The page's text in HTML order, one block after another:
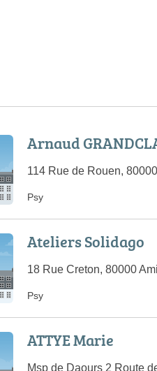
Arnaud
114 Rue de Rouen,
Psy
Ateliers Solidago
18 Rue Creton, 80000
Psy
ATTYE Marie
Msp de Daours 2 Route